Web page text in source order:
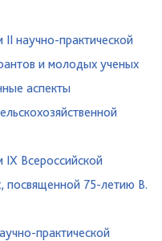
научно-практической
и молодых ученых
аспекты
IX Всероссийской
посвященной 75-летию В.
практической